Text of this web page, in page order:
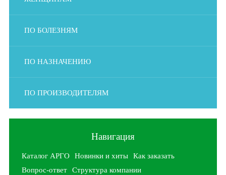
ПО БОЛЕЗНЯМ
ПО НАЗНАЧЕНИЮ
ПО ПРОИЗВОДИТЕЛЯМ
Навигация
Каталог АРГО Новинки и хиты
Как заказать
Вопрос-ответ
Структура компании